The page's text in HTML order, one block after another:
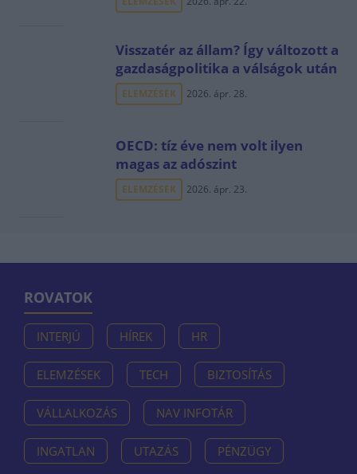
Visszatér az állam? Így változott a
gazdaságpolitika a válságok után
ELEMZÉSEK 2026. ápr. 28.
OECD: tíz éve nem volt ilyen
magas az adószint
ELEMZÉSEK 2026. ápr. 23.
ROVATOK
INTERJÚ HÍREK HR
ELEMZÉSEK TECH BIZTOSÍTÁS
VÁLLALKOZÁS NAV INFOTÁR
INGATLAN UTAZÁS PÉNZÜGY